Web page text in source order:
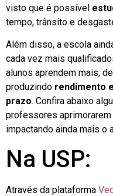
visto que é possível
tempo, trânsito e
Além disso, a escola
cada vez mais
alunos aprendem mais,
produzindo rendimento
prazo. Confira abaixo
professores
impactando ainda mais o
Na USP:
Através da plataforma